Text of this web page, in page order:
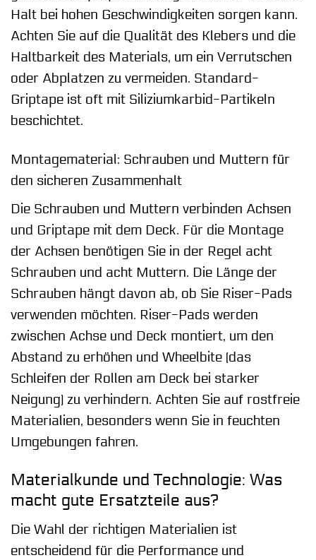
Halt bei hohen Geschwindigkeiten sorgen kann.
Achten Sie auf die Qualität des Klebers und die
Haltbarkeit des Materials, um ein Verrutschen
oder Abplatzen zu vermeiden. Standard-
Griptape ist oft mit Siliziumkarbid-Partikeln
beschichtet.
Montagematerial: Schrauben und Muttern für
den sicheren Zusammenhalt
Die Schrauben und Muttern verbinden Achsen
und Griptape mit dem Deck. Für die Montage
der Achsen benötigen Sie in der Regel acht
Schrauben und acht Muttern. Die Länge der
Schrauben hängt davon ab, ob Sie Riser-Pads
verwenden möchten. Riser-Pads werden
zwischen Achse und Deck montiert, um den
Abstand zu erhöhen und Wheelbite (das
Schleifen der Rollen am Deck bei starker
Neigung) zu verhindern. Achten Sie auf rostfreie
Materialien, besonders wenn Sie in feuchten
Umgebungen fahren.
Materialkunde und Technologie: Was
macht gute Ersatzteile aus?
Die Wahl der richtigen Materialien ist
entscheidend für die Performance und